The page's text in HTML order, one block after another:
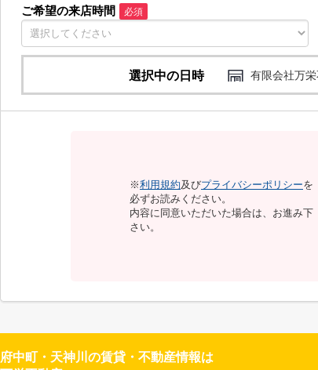
ご希望の来店時間 必須
選択中の日時 有限会社万
※利用規約及びプライバシーポリシーを
必ずお読みください。
内容に同意いただいた場合は、お進み下
さい。
府中町・天神川の賃貸・不動産情報は